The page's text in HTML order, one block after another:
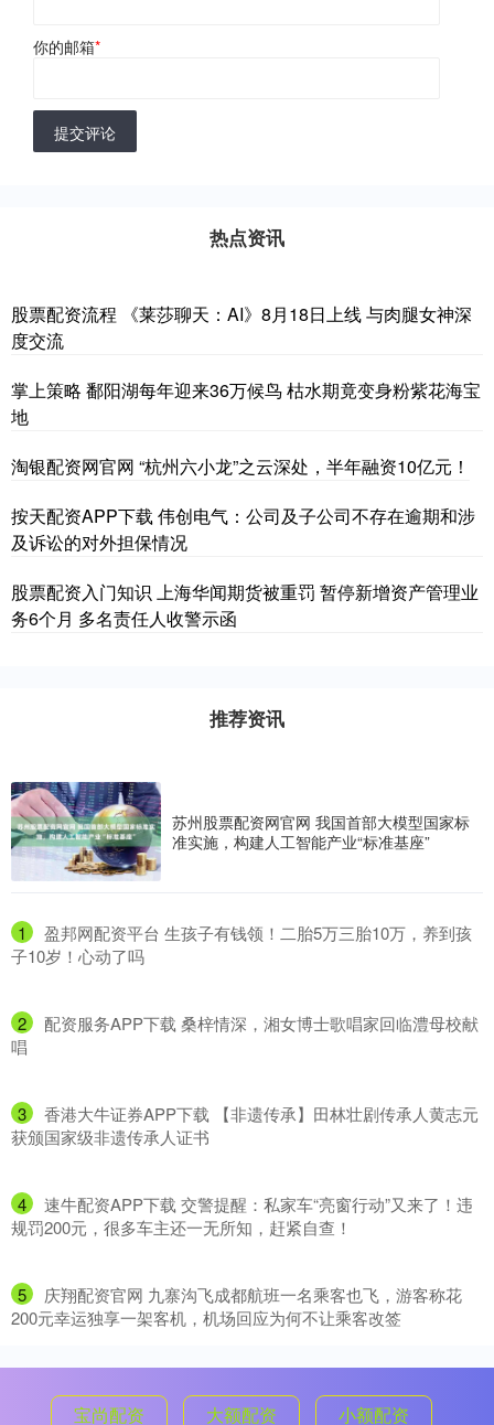
你的邮箱*
提交评论
热点资讯
股票配资流程 《莱莎聊天：AI》8月18日上线 与肉腿女神深
度交流
掌上策略 鄱阳湖每年迎来36万候鸟 枯水期竟变身粉紫花海宝
地
淘银配资网官网 “杭州六小龙”之云深处，半年融资10亿元！
按天配资APP下载 伟创电气：公司及子公司不存在逾期和涉
及诉讼的对外担保情况
股票配资入门知识 上海华闻期货被重罚 暂停新增资产管理业
务6个月 多名责任人收警示函
推荐资讯
苏州股票配资网官网 我国首部大模型国家标
准实施，构建人工智能产业“标准基座”
1
​盈邦网配资平台 生孩子有钱领！二胎5万三胎10万，养到孩
子10岁！心动了吗
2
​配资服务APP下载 桑梓情深，湘女博士歌唱家回临澧母校献
唱
3
​香港大牛证券APP下载 【非遗传承】田林壮剧传承人黄志元
获颁国家级非遗传承人证书
4
​速牛配资APP下载 交警提醒：私家车“亮窗行动”又来了！违
规罚200元，很多车主还一无所知，赶紧自查！
5
​庆翔配资官网 九寨沟飞成都航班一名乘客也飞，游客称花
200元幸运独享一架客机，机场回应为何不让乘客改签
宝尚配资 大额配资 小额配资